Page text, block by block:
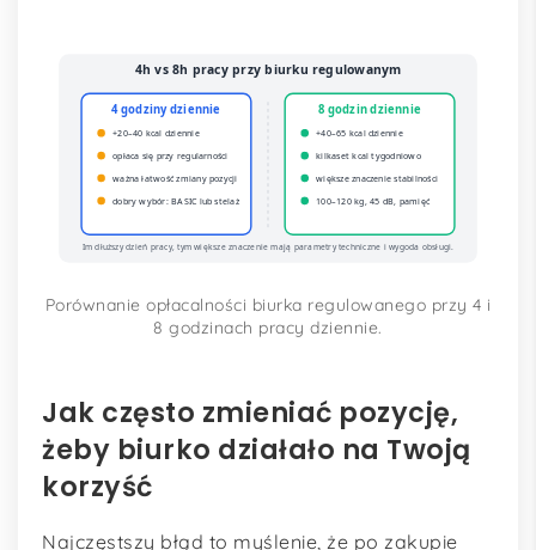
4h vs 8h pracy przy biurku regulowanym
4 godziny dziennie 8 godzin dziennie
+20–40 kcal dziennie
opłaca się przy regularności
ważna łatwość zmiany pozycji
dobry wybór: BASIC lub stelaż
+40–65 kcal dziennie
kilkaset kcal tygodniowo
większe znaczenie stabilności
100–120 kg, 45 dB, pamięć
Im dłuższy dzień pracy, tym większe znaczenie mają parametry techniczne i wygoda obsługi.
Porównanie opłacalności biurka regulowanego przy 4 i
8 godzinach pracy dziennie.
Jak często zmieniać pozycję,
żeby biurko działało na Twoją
korzyść
Najczęstszy błąd to myślenie, że po zakupie